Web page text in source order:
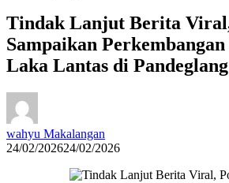
Tindak Lanjut Berita
Sampaikan Perkembangan
Laka Lantas di Pandeglang
wahyu Makalangan
24/02/202624/02/2026